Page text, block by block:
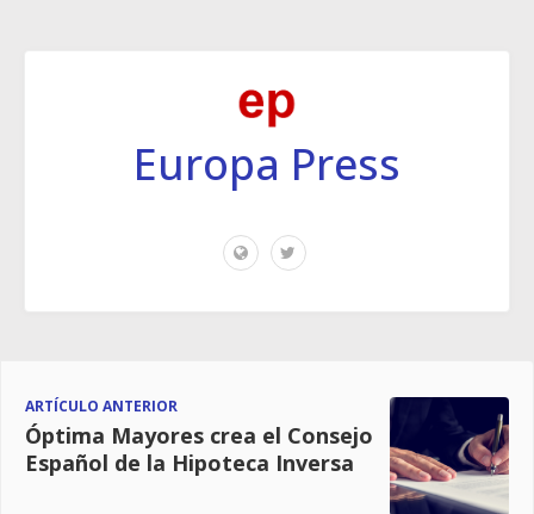
Europa Press
ARTÍCULO ANTERIOR
Óptima Mayores crea el Consejo
Español de la Hipoteca Inversa